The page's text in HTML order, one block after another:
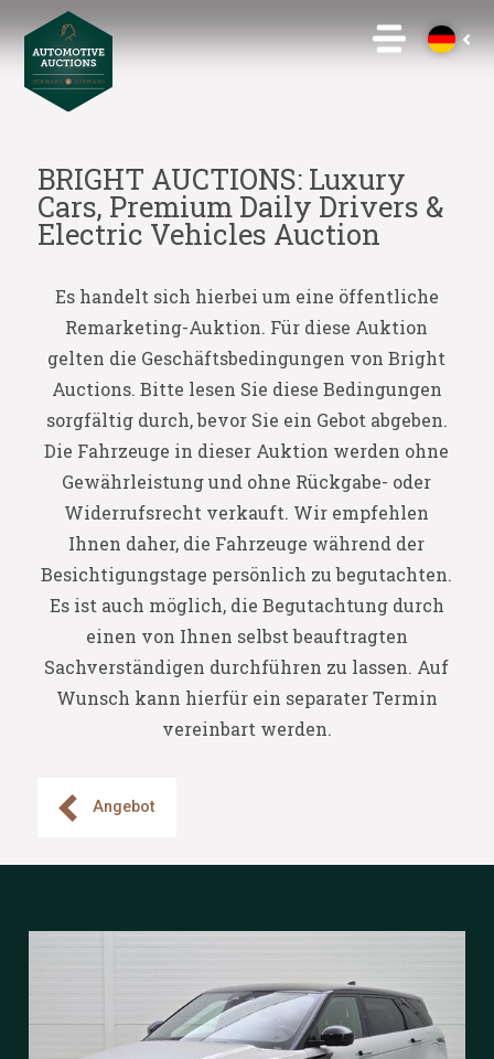
BRIGHT AUCTIONS: Luxury
Cars, Premium Daily Drivers &
Electric Vehicles Auction
Es handelt sich hierbei um eine öffentliche
Remarketing-Auktion. Für diese Auktion
gelten die Geschäftsbedingungen von Bright
Auctions. Bitte lesen Sie diese Bedingungen
sorgfältig durch, bevor Sie ein Gebot abgeben.
Die Fahrzeuge in dieser Auktion werden ohne
Gewährleistung und ohne Rückgabe- oder
Widerrufsrecht verkauft. Wir empfehlen
Ihnen daher, die Fahrzeuge während der
Besichtigungstage persönlich zu begutachten.
Es ist auch möglich, die Begutachtung durch
einen von Ihnen selbst beauftragten
Sachverständigen durchführen zu lassen. Auf
Wunsch kann hierfür ein separater Termin
vereinbart werden.
Angebot